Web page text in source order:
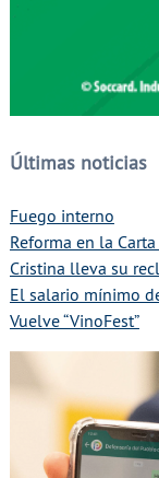
Últimas noticias
Fuego interno
Reforma en la
Cristina lleva su
El salario mínimo
Vuelve “VinoFest”